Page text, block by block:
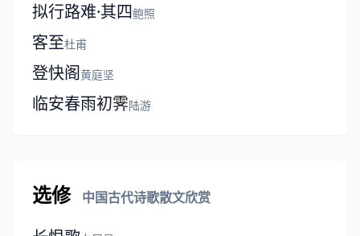
拟行路难·其四鲍照
客至杜甫
登快阁黄庭坚
临安春雨初霁陆游
选修 中国古代诗歌散文欣赏